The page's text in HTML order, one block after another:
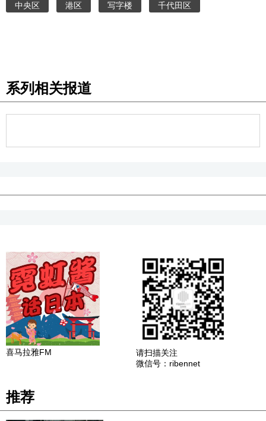
中央区 港区 写字楼 千代田区
系列相关报道
喜马拉雅FM
请扫描关注
微信号：ribennet
推荐